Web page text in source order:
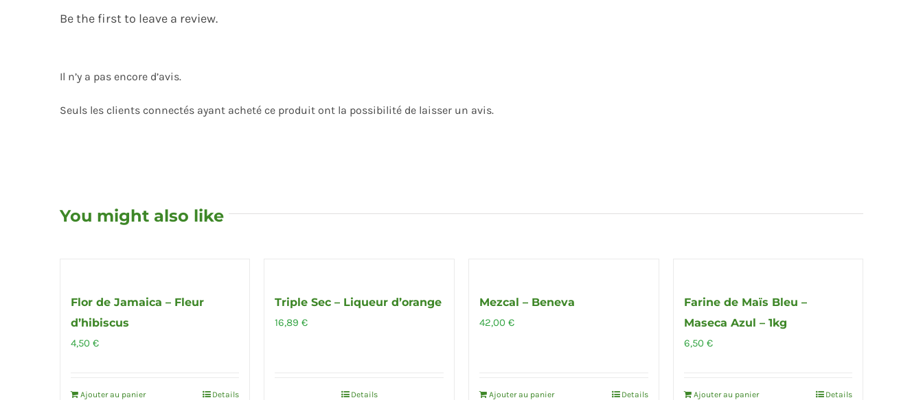
Be the first to leave a review.
Il n’y a pas encore d’avis.
Seuls les clients connectés ayant acheté ce produit ont la possibilité de laisser un avis.
You might also like
Flor de Jamaica – Fleur
d’hibiscus
4,50 €
Ajouter au panier Details
Triple Sec – Liqueur d’orange
16,89€
Details
Mezcal – Beneva
42,00 €
Ajouter au panier Details
Farine de Maïs Bleu –
Maseca Azul – 1kg
6,50 €
Ajouter au panier Details